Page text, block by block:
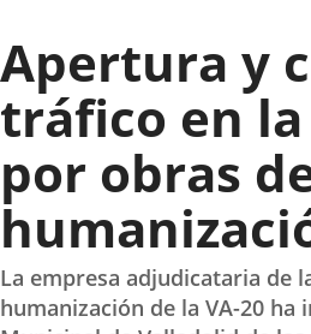
Valladolid
Apertura y
tráfico en la
por obras
La empresa adjudicataria de
humanización de la VA-20 ha